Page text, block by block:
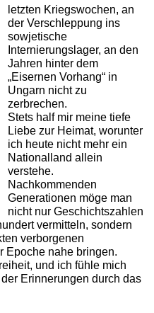
letzten Kriegswochen, an
der Verschleppung ins
sowjetische
Internierungslager, an den
Jahren hinter dem
„Eisernen Vorhang“ in
Ungarn nicht zu
zerbrechen.
Stets half mir meine tiefe
Liebe zur Heimat, worunter
ich heute nicht mehr ein
Nationalland allein
verstehe.
Nachkommenden
Generationen möge man
nicht nur Geschichtszahlen
vermitteln, sondern
verborgenen
Epoche nahe bringen.
und ich fühle mich
Erinnerungen durch das